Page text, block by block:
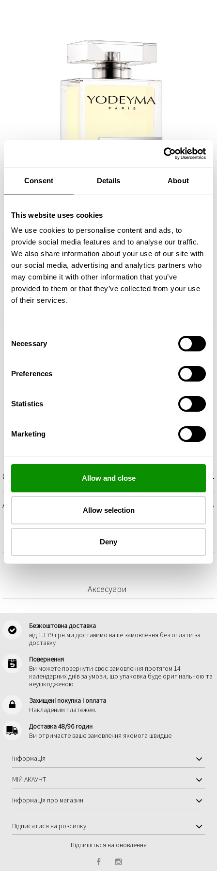
Consent Details About
This website uses cookies
We use cookies to personalise content and ads, to
provide social media features and to analyse our traffic.
We also share information about your use of our site with
our social media, advertising and analytics partners who
may combine it with other information that you’ve
provided to them or that they’ve collected from your use
of their services.
Selection
Necessary
Preferences
Statistics
Marketing
Allow and close
Allow selection
Deny
ОПИС +
АРОМАТИЧНІ НОТИ +
Аксесуари
Безкоштовна доставка
від 1.179 грн ми доставимо ваше замовлення без оплати за
доставку
Повернення
Ви можете повернути своє замовлення протягом 14
календарних днів за умови, що упаковка буде оригінальною та
неушкодженою
Захищені покупка і оплата
Hакладеним платежем.
Доставка 48/96 годин
Ви отримаєте ваше замовлення якомога швидше
Інформація
МІЙ АКАУНТ
Інформація про магазин
Підписатися на розсилку
Підпишіться на оновлення